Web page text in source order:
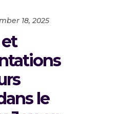
18, 2025
le